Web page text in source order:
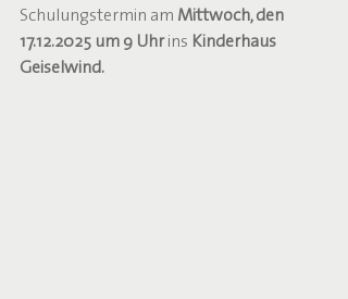
Schulungstermin am Mittwoch, den
17.12.2025 um 9 Uhr ins Kinderhaus
Geiselwind.